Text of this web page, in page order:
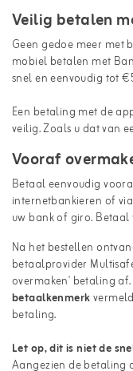
Veilig betalen
Geen gedoe meer met
mobiel betalen met
snel en eenvoudig tot
Een betaling met de
veilig. Zoals u dat van
Vooraf
Betaal eenvoudig
internetbankieren of
uw bank of giro.
Na het bestellen
betaalprovider
overmaken' betaling
betaalkenmerk
betaling.
Let op, dit is niet de
Aangezien de betaling